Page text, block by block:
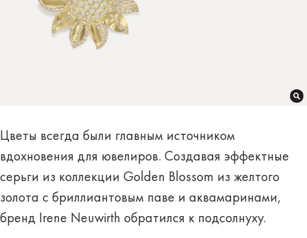
Цветы всегда были главным источником
вдохновения для ювелиров. Создавая эффектные
серьги из коллекции Golden Blossom из желтого
золота с бриллиантовым паве и аквамаринами,
бренд Irene Neuwirth обратился к подсолнуху.